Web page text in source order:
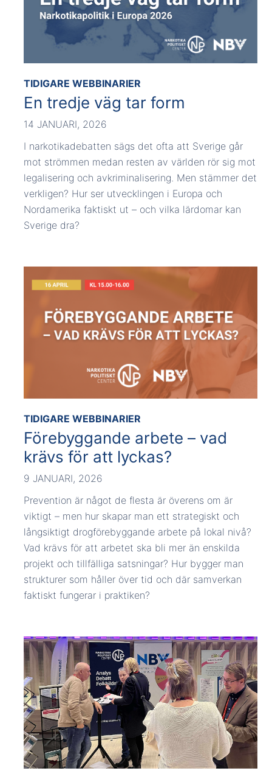
TIDIGARE WEBBINARIER
En tredje väg tar form
14 JANUARI, 2026
I narkotikadebatten sägs det ofta att Sverige går
mot strömmen medan resten av världen rör sig mot
legalisering och avkriminalisering. Men stämmer det
verkligen? Hur ser utvecklingen i Europa och
Nordamerika faktiskt ut – och vilka lärdomar kan
Sverige dra?
TIDIGARE WEBBINARIER
Förebyggande arbete – vad
krävs för att lyckas?
9 JANUARI, 2026
Prevention är något de flesta är överens om är
viktigt – men hur skapar man ett strategiskt och
långsiktigt drogförebyggande arbete på lokal nivå?
Vad krävs för att arbetet ska bli mer än enskilda
projekt och tillfälliga satsningar? Hur bygger man
strukturer som håller över tid och där samverkan
faktiskt fungerar i praktiken?